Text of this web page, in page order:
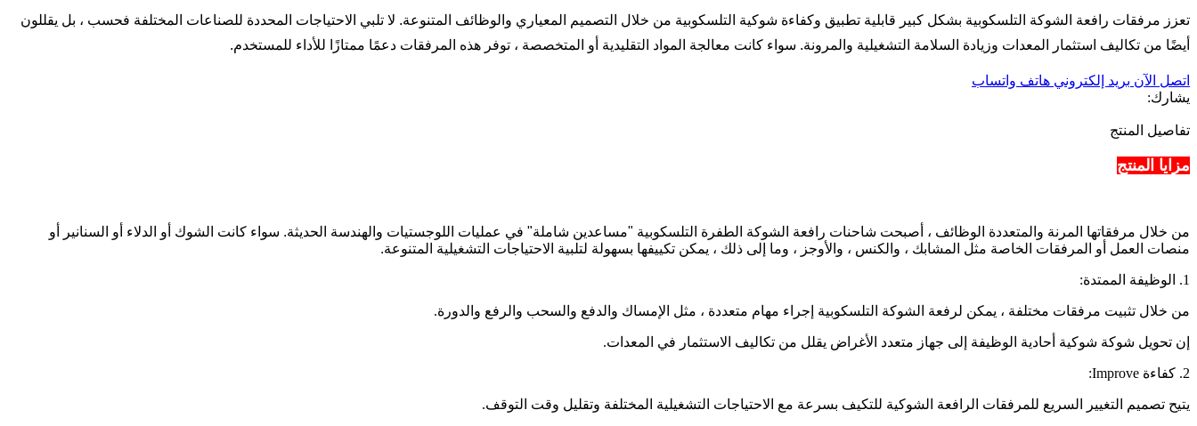
تعزز مرفقات رافعة الشوكة التلسكوبية بشكل كبير قابلية تطبيق وكفاءة شوكية التلسكوبية من خلال التصميم المعياري والوظائف المتنوعة. لا تلبي الاحتياجات المحددة للصناعات المختلفة فحسب ، بل يقللون
أيضًا من تكاليف استثمار المعدات وزيادة السلامة التشغيلية والمرونة. سواء كانت معالجة المواد التقليدية أو المتخصصة ، توفر هذه المرفقات دعمًا ممتازًا للأداء للمستخدم.
اتصل الآن بريد إلكتروني هاتف واتساب
يشارك:
تفاصيل المنتج
مزايا المنتج
من خلال مرفقاتها المرنة والمتعددة الوظائف ، أصبحت شاحنات رافعة الشوكة الطفرة التلسكوبية "مساعدين شاملة" في عمليات اللوجستيات والهندسة الحديثة. سواء كانت الشوك أو الدلاء أو السنانير أو
منصات العمل أو المرفقات الخاصة مثل المشابك ، والكنس ، والأوجز ، وما إلى ذلك ، يمكن تكييفها بسهولة لتلبية الاحتياجات التشغيلية المتنوعة.
1. الوظيفة الممتدة:
من خلال تثبيت مرفقات مختلفة ، يمكن لرفعة الشوكة التلسكوبية إجراء مهام متعددة ، مثل الإمساك والدفع والسحب والرفع والدورة.
إن تحويل شوكة شوكية أحادية الوظيفة إلى جهاز متعدد الأغراض يقلل من تكاليف الاستثمار في المعدات.
2. كفاءة Improve:
يتيح تصميم التغيير السريع للمرفقات الرافعة الشوكية للتكيف بسرعة مع الاحتياجات التشغيلية المختلفة وتقليل وقت التوقف.